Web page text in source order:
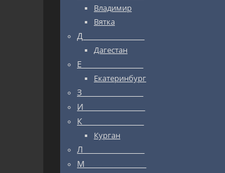
Владимир
Вятка
Д_________________
Дагестан
Е_________________
Екатеринбург
З_________________
И_________________
К_________________
Курган
Л_________________
М_________________